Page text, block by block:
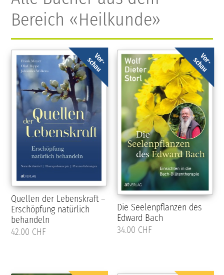
Bereich «Heilkunde»
Vor-
schau
Quellen der Lebenskraft –
Erschöpfung natürlich
behandeln
42.00 CHF
Vor-
schau
Die Seelenpflanzen des
Edward Bach
34.00 CHF